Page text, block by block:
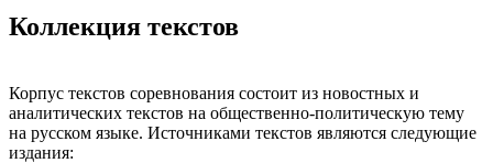
Коллекция текстов
Корпус текстов соревнования состоит из новостных и
аналитических текстов на общественно-политическую тему
на русском языке. Источниками текстов являются следующие
издания: